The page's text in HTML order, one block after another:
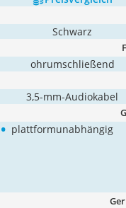
Schwarz
ohrumschließend
3,5-mm-Audiokabel
• plattformunabhängig